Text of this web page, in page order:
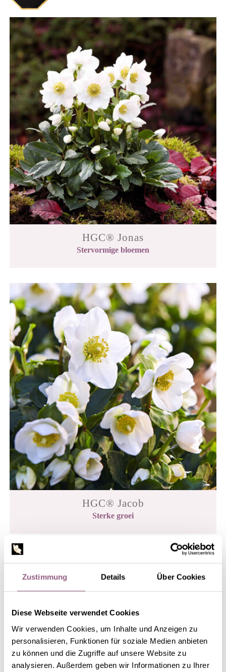
Zustimmung Details Über Cookies
Diese Webseite verwendet Cookies
Wir verwenden Cookies, um Inhalte und Anzeigen zu
personalisieren, Funktionen für soziale Medien anbieten
zu können und die Zugriffe auf unsere Website zu
analysieren. Außerdem geben wir Informationen zu Ihrer
HGC® Jonas
Stervormige bloemen
HGC® Jacob
Sterke groei